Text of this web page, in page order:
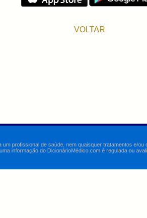
VOLTAR
profissional de saúde, nem quaisquer tratamentos e/
informação do DicionárioMédico.com é regulada ou